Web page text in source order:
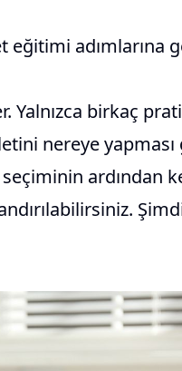
adımlarına
birkaç
nereye
ardından